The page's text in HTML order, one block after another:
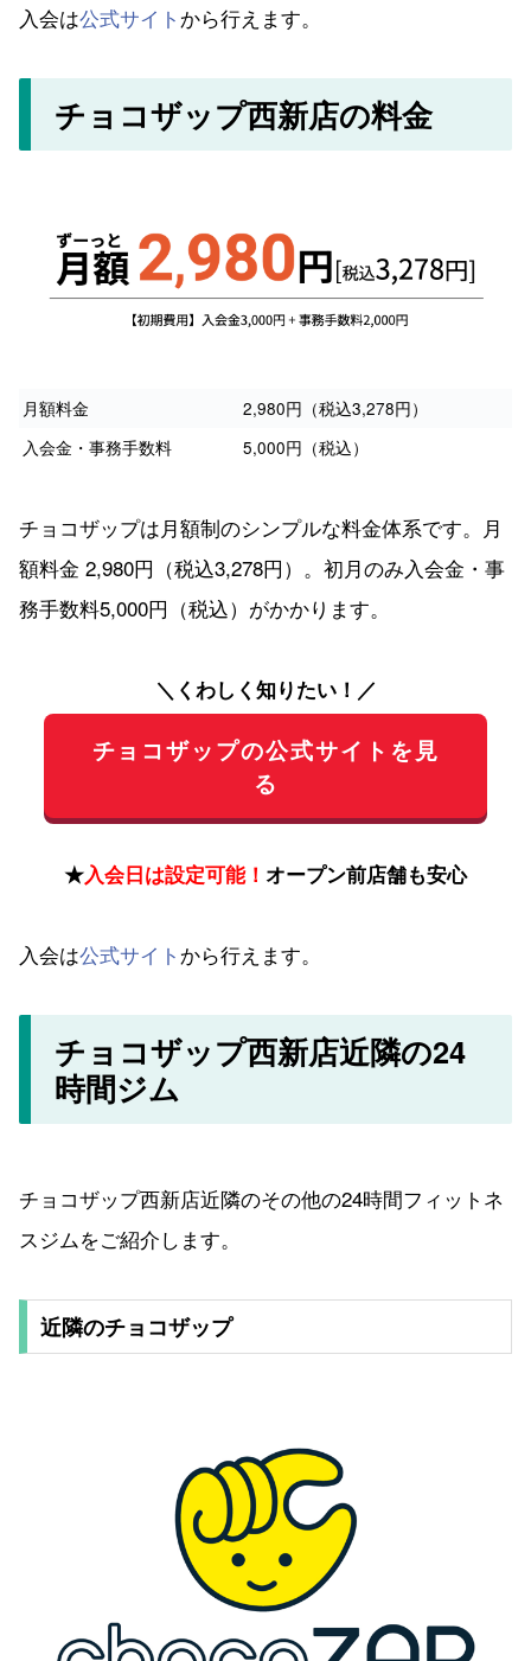
入会は公式サイト から行えます。
チョコザップ西新店の料金
月額料金
2,980円（税込3,278円）
入会金・事務手数料
5,000円（税込）
チョコザップは月額制のシンプルな料金体系です。月
額料金 2,980円（税込3,278円）。初月のみ入会金・事
務手数料5,000円（税込）がかかります。
＼くわしく知りたい！／
チョコザップの公式サイトを見
る
★入会日は設定可能！ オープン前店舗も安心
入会は公式サイト から行えます。
チョコザップ西新店近隣の24
時間ジム
チョコザップ西新店近隣のその他の24時間フィットネ
スジムをご紹介します。
近隣のチョコザップ